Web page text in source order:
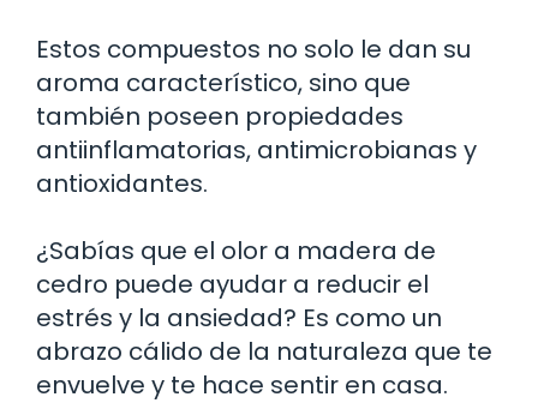
Estos compuestos no solo le dan su
aroma característico, sino que
también poseen propiedades
antiinflamatorias, antimicrobianas y
antioxidantes.
¿Sabías que el olor a madera de
cedro puede ayudar a reducir el
estrés y la ansiedad? Es como un
abrazo cálido de la naturaleza que te
envuelve y te hace sentir en casa.